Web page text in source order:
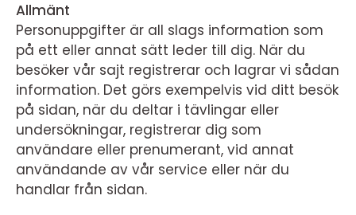
Allmänt
Personuppgifter är all slags information som
på ett eller annat sätt leder till dig. När du
besöker vår sajt registrerar och lagrar vi sådan
information. Det görs exempelvis vid ditt besök
på sidan, när du deltar i tävlingar eller
undersökningar, registrerar dig som
användare eller prenumerant, vid annat
användande av vår service eller när du
handlar från sidan.